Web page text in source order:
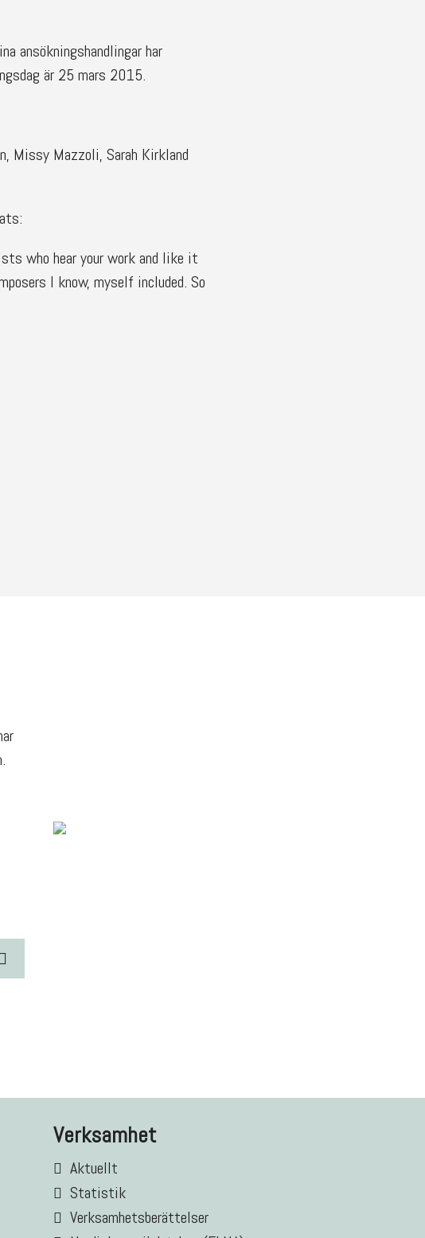
ansökningshandlingar har
är 25 mars 2015.
Missy Mazzoli, Sarah Kirkland
who hear your work and like it
I know, myself included. So
Verksamhet
Aktuellt
Statistik
Verksamhetsberättelser